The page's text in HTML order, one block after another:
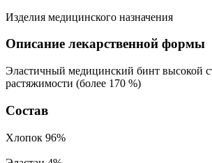
Изделия медицинского назначения
Описание лекарственной формы
Эластичный медицинский бинт высокой
растяжимости (более 170 %)
Состав
Хлопок 96%